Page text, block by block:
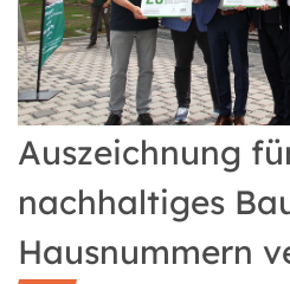
Auszeichnung
nachhaltiges
Hausnummern